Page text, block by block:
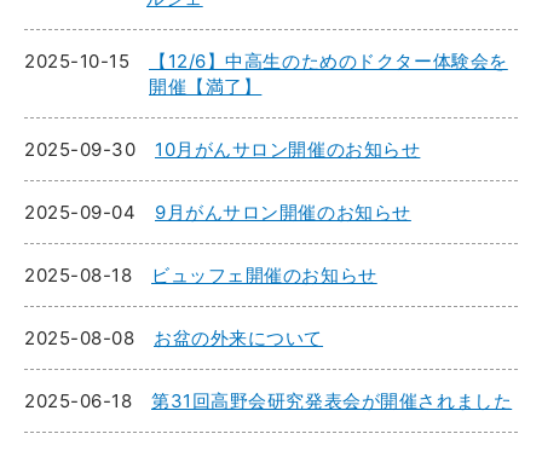
2025-10-15
【12/6】中高生のためのドクター体験会を
開催【満了】
2025-09-30 10月がんサロン開催のお知らせ
2025-09-04 9月がんサロン開催のお知らせ
2025-08-18 ビュッフェ開催のお知らせ
2025-08-08 お盆の外来について
2025-06-18 第31回高野会研究発表会が開催されました